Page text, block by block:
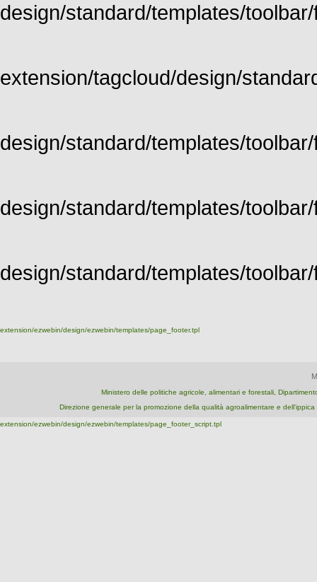
design/standard/templates/
extension/tagcloud/design/
design/standard/templates/
design/standard/templates/
design/standard/templates/
extension/ezwebin/design/ezwebin/templates/page_footer.tpl
Ministero delle politiche agricole, alimentari e forestali,
Direzione generale per la promozione della qualità agroalimentare e
extension/ezwebin/design/ezwebin/templates/page_footer_script.tpl